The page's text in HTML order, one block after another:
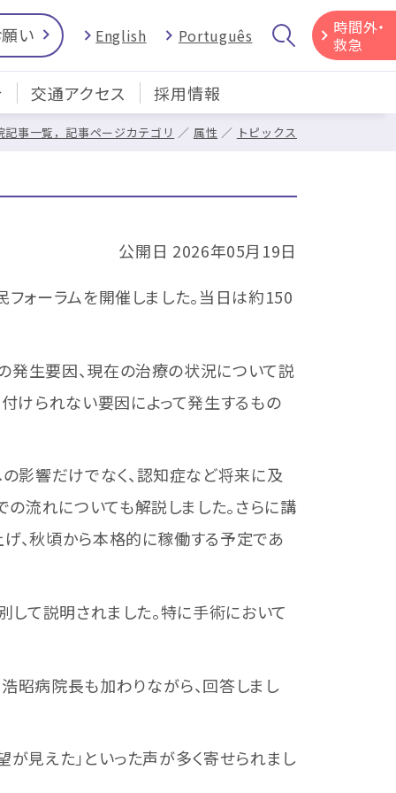
い English Português
時間外・
救急
交通アクセス 採用情報
記事一覧，記事ページカテゴリ 属性 トピックス
公開日 2026年05月19日
ォーラムを開催しました。当日は約150
発生要因、現在の治療の状況について説
けられない要因によって発生するもの
影響だけでなく、認知症など将来に及
流れについても解説しました。さらに講
げ、秋頃から本格的に稼働する予定であ
して説明されました。特に手術において
病院長も加わりながら、回答しまし
見えた」といった声が多く寄せられまし